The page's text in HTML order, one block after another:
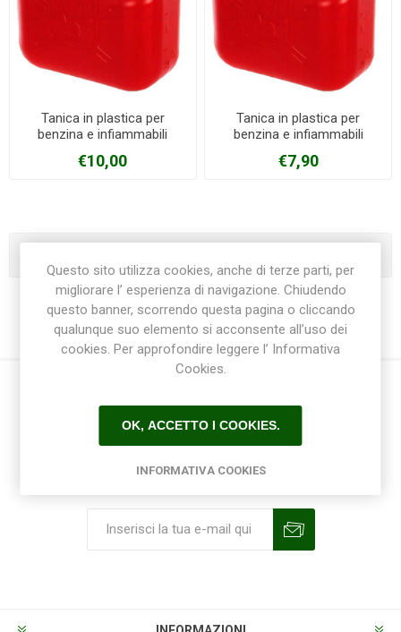
Tanica in plastica per
benzina e infiammabili
capienza 10 litri
€10,00
Tanica in plastica per
benzina e infiammabili
capienza 5 litri
€7,90
Questo sito utilizza cookies, anche di terze parti, per
migliorare l’ esperienza di navigazione. Chiudendo
questo banner, scorrendo questa pagina o cliccando
qualunque suo elemento si acconsente all’uso dei
cookies. Per approfondire leggere l’ Informativa
Cookies.
OK, ACCETTO I COOKIES.
INFORMATIVA COOKIES